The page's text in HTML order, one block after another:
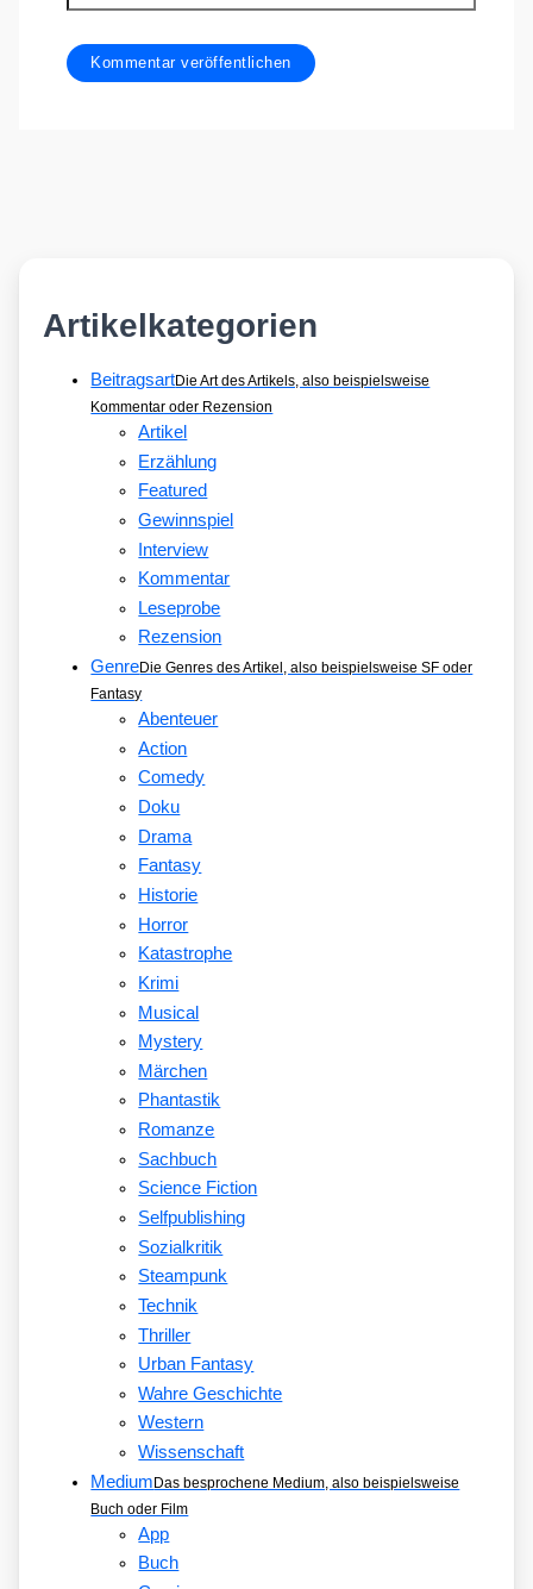
Artikelkategorien
BeitragsartDie Art des Artikels, also beispielsweise
Kommentar oder Rezension
Artikel
Erzählung
Featured
Gewinnspiel
Interview
Kommentar
Leseprobe
Rezension
GenreDie Genres des Artikel, also beispielsweise SF oder
Fantasy
Abenteuer
Action
Comedy
Doku
Drama
Fantasy
Historie
Horror
Katastrophe
Krimi
Musical
Mystery
Märchen
Phantastik
Romanze
Sachbuch
Science Fiction
Selfpublishing
Sozialkritik
Steampunk
Technik
Thriller
Urban Fantasy
Wahre Geschichte
Western
Wissenschaft
MediumDas besprochene Medium, also beispielsweise
Buch oder Film
App
Buch